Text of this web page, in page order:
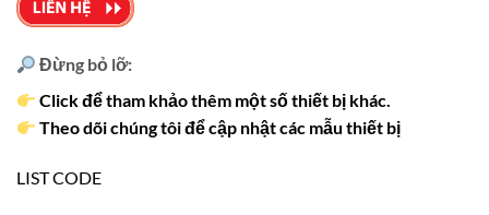
Đừng bỏ lỡ:
Click để tham khảo thêm một số thiết bị khác.
Theo dõi chúng tôi để cập nhật các mẫu thiết bị
LIST CODE